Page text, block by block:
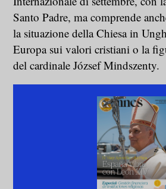
Santo Padre, ma comprende
la situazione della Chiesa in
Europa sui valori cristiani o la
del cardinale József Mindszenty.